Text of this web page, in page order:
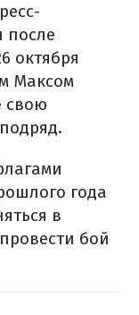
после
октября
Максом
свою
года
в
бой